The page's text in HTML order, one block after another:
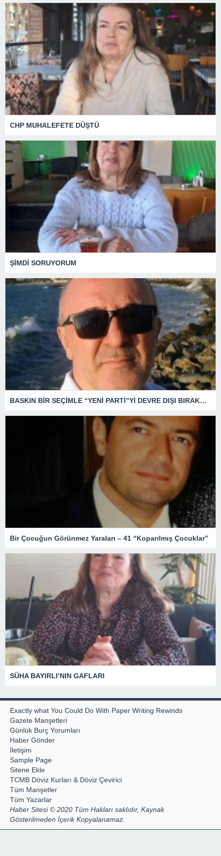
CHP MUHALEFETE DÜŞTÜ
ŞİMDİ SORUYORUM
BASKIN BİR SEÇİMLE “YENİ PARTİ”Yİ DEVRE DIŞI BIRAKMAK İÇİN DÜĞMEYE Mİ BASILDI?
Bir Çocuğun Görünmez Yaraları – 41 “Koparılmış Çocuklar”
SÜHA BAYIRLI’NIN GAFLARI
Exactly what You Could Do With Paper Writing Rewinds
Gazete Manşetleri
Günlük Burç Yorumları
Haber Gönder
İletişim
Sample Page
Sitene Ekle
TCMB Döviz Kurları & Döviz Çevirici
Tüm Manşetler
Tüm Yazarlar
Haber Sitesi © 2020 Tüm Hakları saklıdır, Kaynak
Gösterilmeden İçerik Kopyalanamaz.